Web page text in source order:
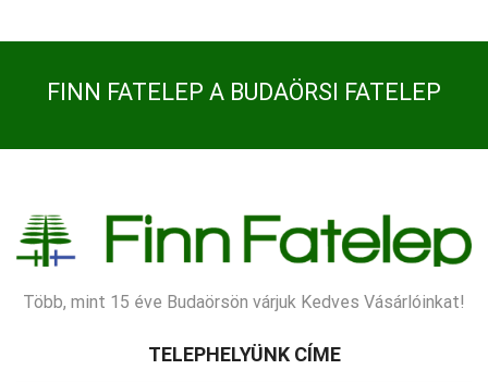
FINN FATELEP A BUDAÖRSI FATELEP
Több, mint 15 éve Budaörsön várjuk Kedves Vásárlóinkat!
TELEPHELYÜNK CÍME